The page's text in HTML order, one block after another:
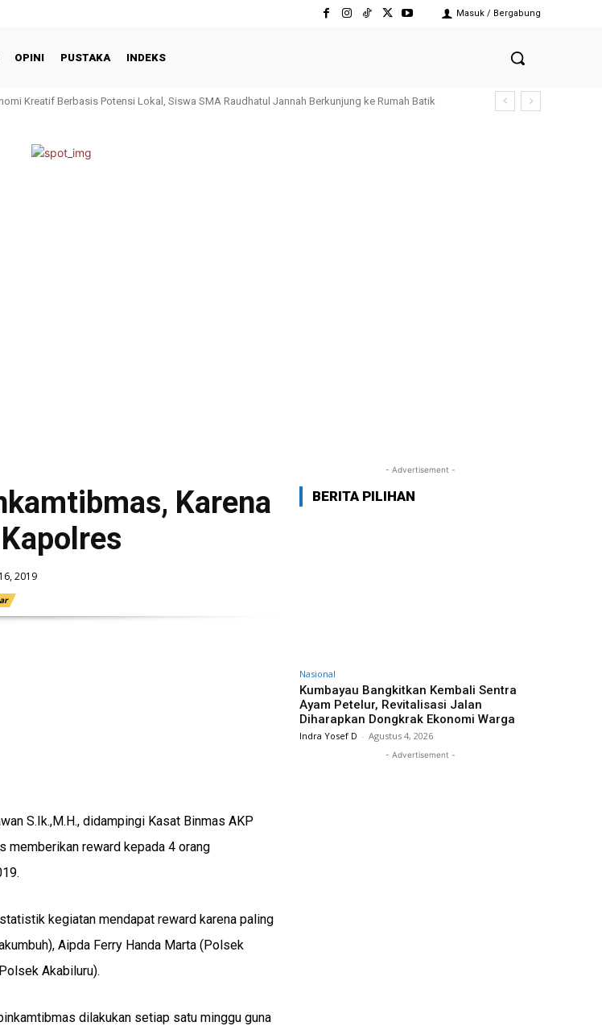
Masuk / Bergabung
OPINI PUSTAKA INDEKS
Kreatif Berbasis Potensi Lokal, Siswa SMA Raudhatul Jannah Berkunjung ke Rumah Batik
Karena
2019
S.Ik.,M.H., didampingi Kasat Binmas AKP
memberikan reward kepada 4 orang
kegiatan mendapat reward karena paling
Aipda Ferry Handa Marta (Polsek
Akabiluru).
dilakukan setiap satu minggu guna
- Advertisement -
BERITA PILIHAN
Nasional
Kumbayau Bangkitkan Kembali Sentra
Ayam Petelur, Revitalisasi Jalan
Diharapkan Dongkrak Ekonomi Warga
Indra Yosef D - Agustus 4, 2026
- Advertisement -